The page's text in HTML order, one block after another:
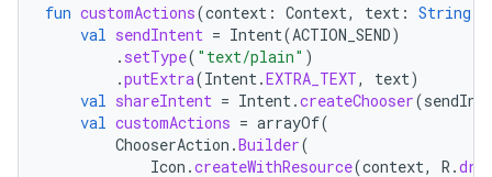
fun customActions(context : Context, text : String
val sendIntent = Intent(ACTION_SEND)
. setType( "text/plain" )
.putExtra(Intent .EXTRA_TEXT, text)
val shareIntent = Intent .createChooser(
val customActions = arrayOf(
ChooserAction .Builder(
Icon .createWithResource(context, R .